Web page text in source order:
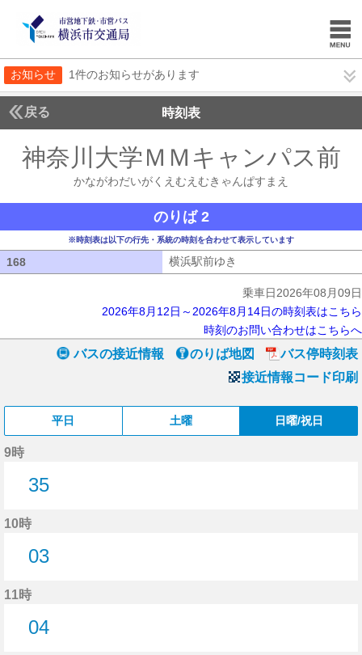
お知らせ 1件のお知らせがあります
戻る 時刻表
神奈川大学ＭＭキャンパス前
かながわだいがくえむえむきゃんぱすまえ
のりば 2
※時刻表は以下の行先・系統の時刻を合わせて表示しています
168 横浜駅前ゆき
乗車日2026年08月09日
2026年8月12日～2026年8月14日の時刻表はこちら
時刻のお問い合わせはこちらへ
バスの接近情報 のりば地図
バス停時刻表
接近情報コード印刷
平日 土曜 日曜/祝日
9時
35
10時
03
11時
04